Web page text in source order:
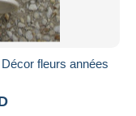
fleurs années